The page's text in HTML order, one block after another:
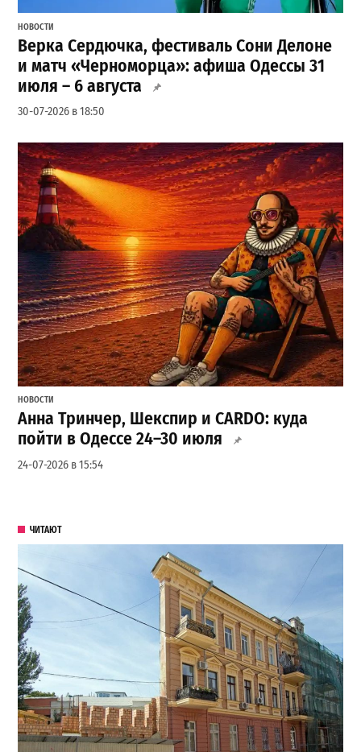
НОВОСТИ
Верка Сердючка, фестиваль Сони Делоне
и матч «Черноморца»: афиша Одессы 31
июля – 6 августа
30-07-2026 в 18:50
НОВОСТИ
Анна Тринчер, Шекспир и CARDO: куда
пойти в Одессе 24–30 июля
24-07-2026 в 15:54
ЧИТАЮТ